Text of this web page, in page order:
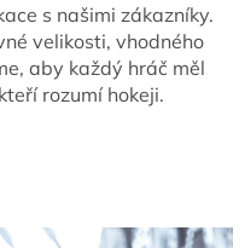
s našimi zákazníky.
velikosti, vhodného
aby každý hráč měl
rozumí hokeji.